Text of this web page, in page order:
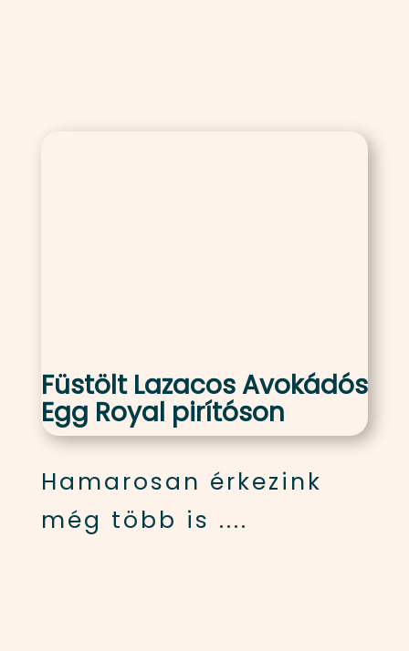
Füstölt Lazacos Avokádós
Egg Royal pirítóson
Hamarosan érkezink
még több is ....